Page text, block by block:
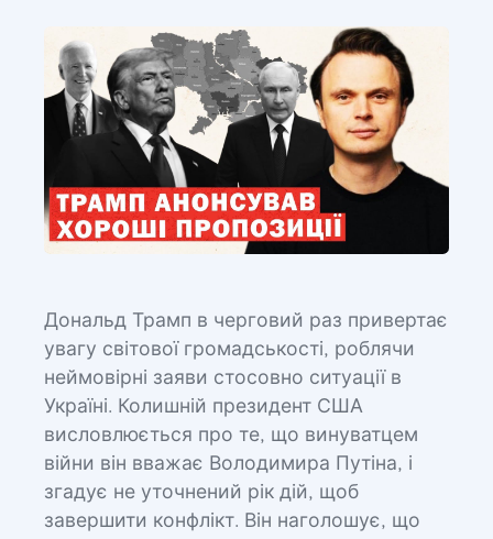
Дональд Трамп в черговий раз привертає
увагу світової громадськості, роблячи
неймовірні заяви стосовно ситуації в
Україні. Колишній президент США
висловлюється про те, що винуватцем
війни він вважає Володимира Путіна, і
згадує не уточнений рік дій, щоб
завершити конфлікт. Він наголошує, що